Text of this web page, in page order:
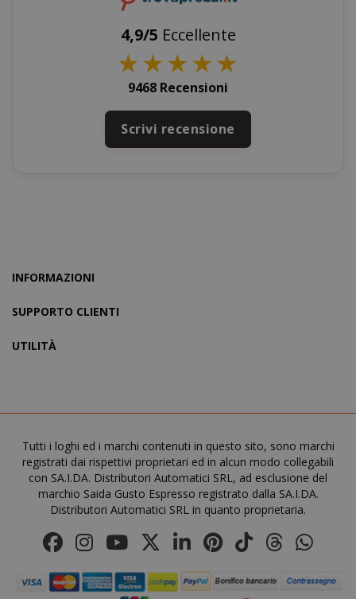
4,9/5 Eccellente
★★★★★
9468 Recensioni
Scrivi recensione
INFORMAZIONI
SUPPORTO CLIENTI
UTILITÀ
Tutti i loghi ed i marchi contenuti in questo sito, sono marchi
registrati dai rispettivi proprietari ed in alcun modo collegabili
con SA.I.DA. Distributori Automatici SRL, ad esclusione del
marchio Saida Gusto Espresso registrato dalla SA.I.DA.
Distributori Automatici SRL in quanto proprietaria.
CrossDomainCookieScriptConsent_105